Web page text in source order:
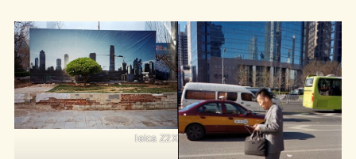
leica Z2X